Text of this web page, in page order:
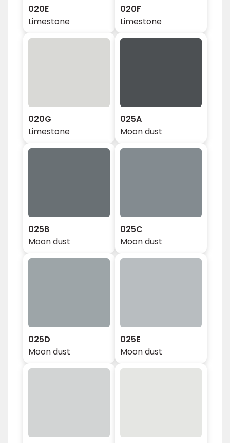
020E
Limestone
020F
Limestone
020G
Limestone
025A
Moon dust
025B
Moon dust
025C
Moon dust
025D
Moon dust
025E
Moon dust